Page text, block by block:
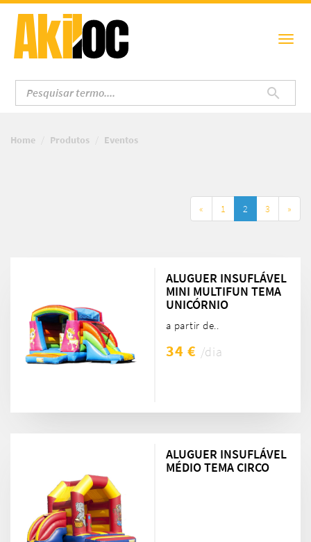
Home Produtos Eventos
« 1 2 3 »
ALUGUER INSUFLÁVEL
MINI MULTIFUN TEMA
UNICÓRNIO
a partir de..
34 € /dia
ALUGUER INSUFLÁVEL
MÉDIO TEMA CIRCO